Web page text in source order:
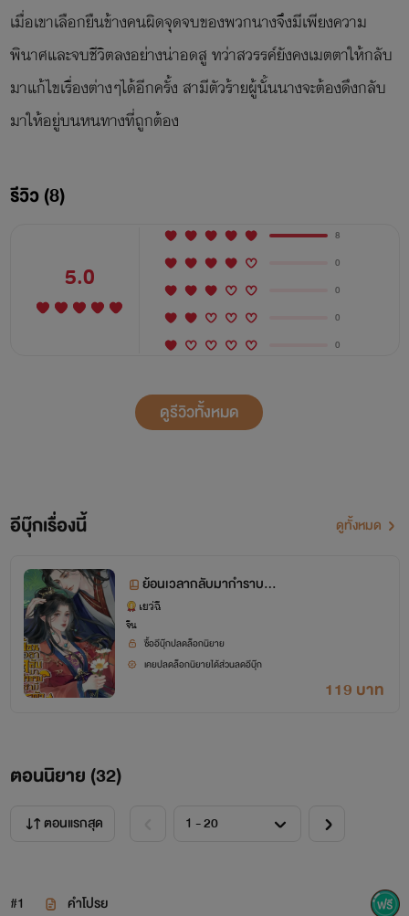
เมื่อเขาเลือกยืนข้างคนผิดจุดจบของพวกนางจึงมีเพียงความ
พินาศและจบชีวิตลงอย่างน่าอดสู ทว่าสวรรค์ยังคงเมตตาให้กลับ
มาแก้ไขเรื่องต่างๆได้อีกครั้ง สามีตัวร้ายผู้นั้นนางจะต้องดึงกลับ
มาให้อยู่บนหนทางที่ถูกต้อง
รีวิว (8)
5.0
8
0
0
0
0
ดูรีวิวทั้งหมด
อีบุ๊กเรื่องนี้ ดูทั้งหมด
ย้อนเวลากลับมากำราบส
ามีตัวร้าย
เยว่ฉี
จีน
ซื้ออีบุ๊กปลดล็อกนิยาย
เคยปลดล็อกนิยายได้ส่วนลดอีบุ๊ก
119 บาท
ตอนนิยาย (32)
ตอนแรกสุด
#1 คำโปรย